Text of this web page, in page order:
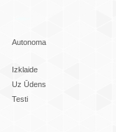
Autonoma
Izklaide
Uz Ūdens
Testi